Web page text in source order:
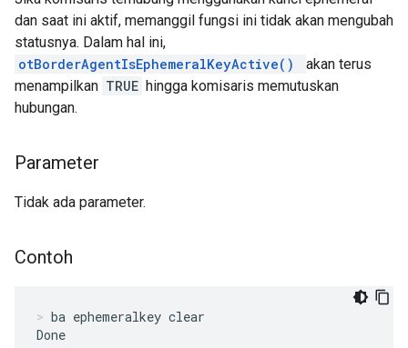
dan saat ini aktif, memanggil fungsi ini tidak akan mengubah
statusnya. Dalam hal ini,
otBorderAgentIsEphemeralKeyActive()
akan terus
menampilkan TRUE hingga komisaris memutuskan
hubungan.
Parameter
Tidak ada parameter.
Contoh
ba ephemeralkey clear
Done